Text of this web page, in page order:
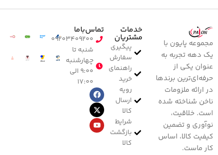
مجموعه پایون با
یک دهه تجربه به
عنوان یکی از
حرفه‌ای‌ترین برندها
در ارائه ملزومات
ناخن شناخته شده
است. خلاقیت،
نوآوری و تضمین
کیفیت کالا، اساس
کار ماست.
خدمات
مشتریان
پیگیری
سفارش
راهنمای
خرید
رویه
ارسال
کالا
شرایط
بازگشت
کالا
تماس‌با‌ما
۰۹۲۰۳۴۰۹۲۰۰
شنبه تا
چهارشنبه
۹:۰۰ الی
۱۷:۰۰